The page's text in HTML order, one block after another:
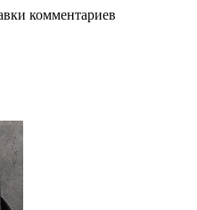
комментариев